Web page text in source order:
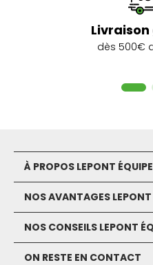
dès 500€
À PROPOS LEPONT
NOS AVANTAGES
NOS CONSEILS LEPONT
ON RESTE EN CONTACT